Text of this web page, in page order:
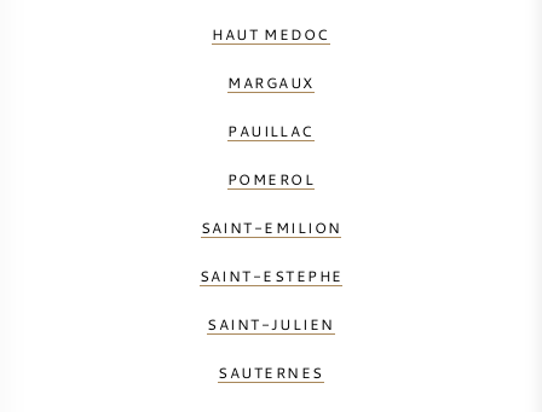
HAUT MEDOC
MARGAUX
PAUILLAC
POMEROL
SAINT-EMILION
SAINT-ESTEPHE
SAINT-JULIEN
SAUTERNES